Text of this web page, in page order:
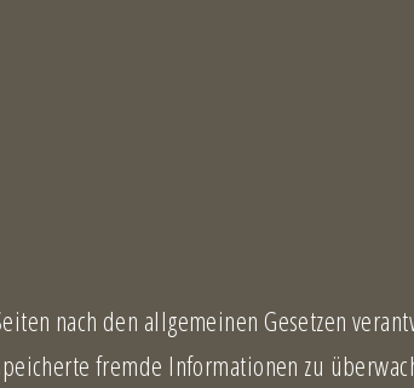
nach den allgemeinen Gesetzen
fremde Informationen zu